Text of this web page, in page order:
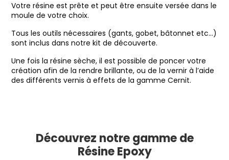
Votre résine est prête et peut être ensuite versée dans le
moule de votre choix.
Tous les outils nécessaires (gants, gobet, bâtonnet etc…)
sont inclus dans notre kit de découverte.
Une fois la résine sèche, il est possible de poncer votre
création afin de la rendre brillante, ou de la vernir à l’aide
des différents vernis à effets de la gamme Cernit.
Découvrez notre gamme de
Résine Epoxy